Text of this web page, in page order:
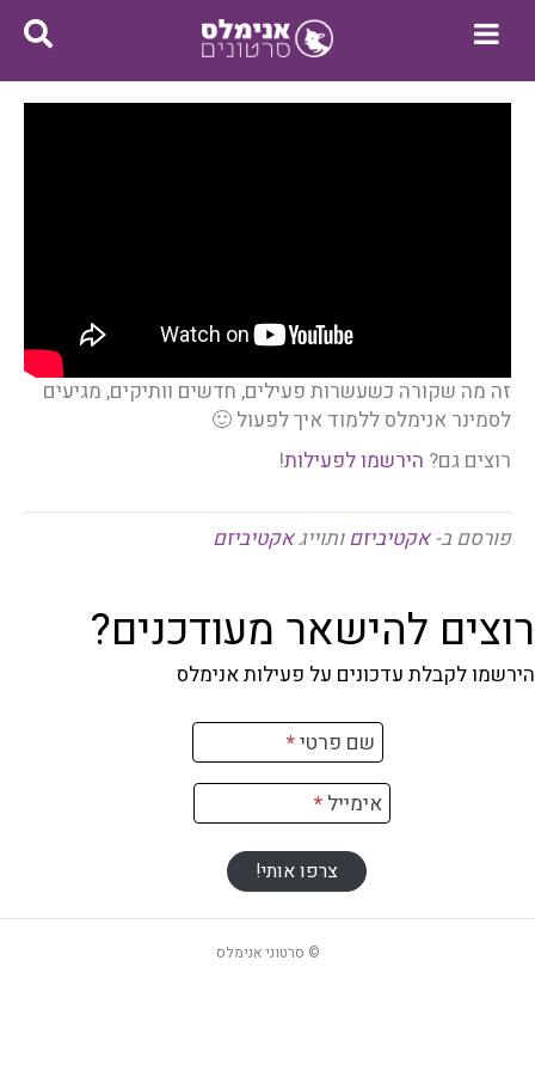
זה מה שקורה כשעשרות פעילים, חדשים וותיקים, מגיעים
לסמינר אנימלס ללמוד איך לפעול 🙂
רוצים גם? הירשמו לפעילות!
פורסם ב-אקטיביזםותוייגאקטיביזם
רוצים להישאר מעודכנים?
הירשמו לקבלת עדכונים על פעילות אנימלס
שם פרטי*
אימייל *
צרפו אותי!
© סרטוני אנימלס